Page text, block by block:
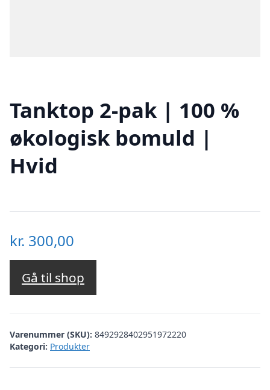
Tanktop 2-pak | 100 %
økologisk bomuld |
Hvid
kr. 300,00
Gå til shop
Varenummer (SKU): 8492928402951972220
Kategori: Produkter